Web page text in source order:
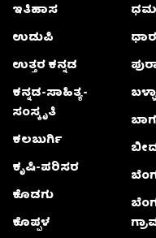
ಇತಿಹಾಸ
ಉಡುಪಿ
ಉತ್ತರ ಕನ್ನಡ
ಕನ್ನಡ-ಸಾಹಿತ್ಯ-
ಸಂಸ್ಕೃತಿ
ಕಲಬುರ್ಗಿ
ಕೃಷಿ-ಪರಿಸರ
ಕೊಡಗು
ಕೊಪ್ಪಳ